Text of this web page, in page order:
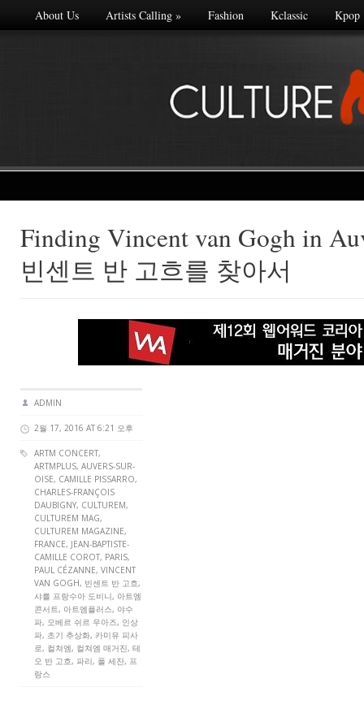
About Us Artists Calling» Fashion Kclassic Kpop
Finding Vincent van Gogh in
빈센트 반 고흐를 찾아서
ADMIN
2월 17, 2016 AT 6:21 오후
ARTM CONCERT,
ARTMPLUS, AUVERS-SUR-
OISE, CAMILLE PISSARRO,
CHARLES-FRANÇOIS
DAUBIGNY, CULTUREM,
CULTUREM MAG,
CULTUREM MAGAZINE,
FRANCE, JEAN-BAPTISTE-
CAMILLE COROT, PARIS,
PAUL CÉZANNE, VINCENT
VAN GOGH, 빈센트 반 고흐,
샤를 프랑수아 도비니, 아트엠
콘서트, 아트엠플러스, 야수
파, 오베르 쉬르 우아즈, 인상
파, 초기 추상화, 카미유 피사
로, 컬쳐엠, 컬쳐엠 매거진, 테
오 반 고흐, 파리, 폴 세잔, 프
랑스
Made with
FLARE
More Info